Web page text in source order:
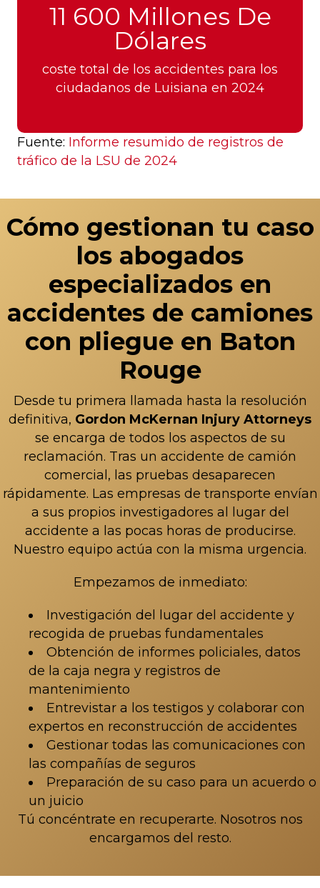
11 600 Millones De
Dólares
coste total de los accidentes para los
ciudadanos de Luisiana en 2024
Fuente: Informe resumido de registros de
tráfico de la LSU de 2024
Cómo gestionan tu caso
los abogados
especializados en
accidentes de camiones
con pliegue en Baton
Rouge
Desde tu primera llamada hasta la resolución
definitiva, Gordon McKernan Injury Attorneys
se encarga de todos los aspectos de su
reclamación. Tras un accidente de camión
comercial, las pruebas desaparecen
rápidamente. Las empresas de transporte envían
a sus propios investigadores al lugar del
accidente a las pocas horas de producirse.
Nuestro equipo actúa con la misma urgencia.
Empezamos de inmediato:
Investigación del lugar del accidente y
recogida de pruebas fundamentales
Obtención de informes policiales, datos
de la caja negra y registros de
mantenimiento
Entrevistar a los testigos y colaborar con
expertos en reconstrucción de accidentes
Gestionar todas las comunicaciones con
las compañías de seguros
Preparación de su caso para un acuerdo o
un juicio
Tú concéntrate en recuperarte. Nosotros nos
encargamos del resto.